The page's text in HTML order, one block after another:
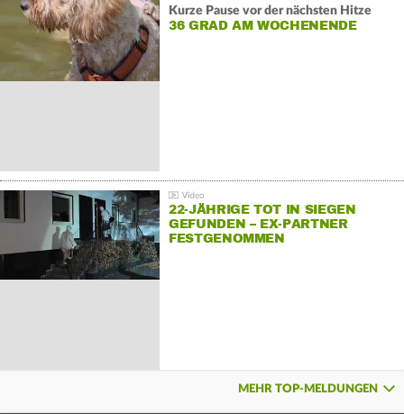
Kurze Pause vor der nächsten Hitze
36 GRAD AM WOCHENENDE
22-JÄHRIGE TOT IN SIEGEN
GEFUNDEN – EX-PARTNER
FESTGENOMMEN
MEHR TOP-MELDUNGEN